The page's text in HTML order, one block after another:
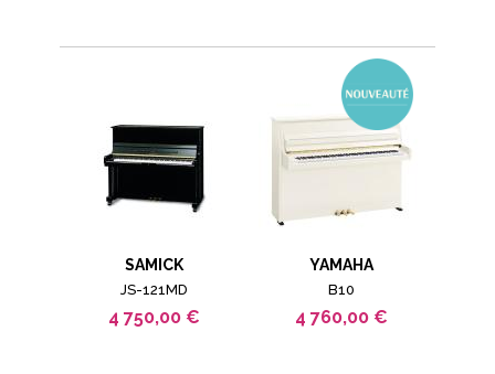
SAMICK
JS-121MD
4 750,00 €
YAMAHA
B10
4 760,00 €